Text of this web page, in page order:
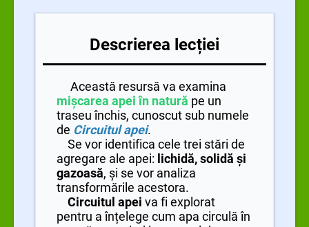
Descrierea lecției
Această resursă va examina
mișcarea apei în natură pe un
traseu închis, cunoscut sub numele
de Circuitul apei.
Se vor identifica cele trei stări de
agregare ale apei: lichidă, solidă și
gazoasă, și se vor analiza
transformările acestora.
Circuitul apei va fi explorat
pentru a înțelege cum apa circulă în